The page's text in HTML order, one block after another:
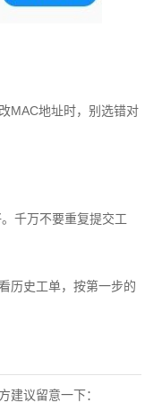
MAC地址时，别选错对
千万不要重复提交工
历史工单，按第一步的
建议留意一下：